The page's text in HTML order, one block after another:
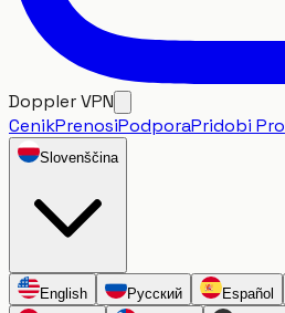
Doppler VPN
CenikPrenosiPodporaPridobi Pro
Slovenščina
English Русский Español